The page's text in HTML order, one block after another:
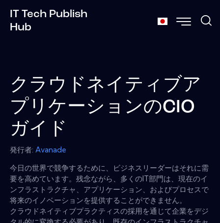
IT Tech Publish
Hub
クラウドネイティブア
プリケーションのCIO
ガイド
発行者: Avanade
今日の世界で競争するために、ビジネスリーダーはそれに需
要を高めています。残念ながら、多くのIT部門は、現在のイ
ンフラストラクチャ、アプリケーション、およびプロセスで
将来のイノベーションを提供することができません。
クラウドネイティブプラクティスの採用を通じて企業をデジ